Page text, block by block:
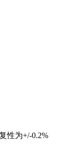
性为+/-0.2%